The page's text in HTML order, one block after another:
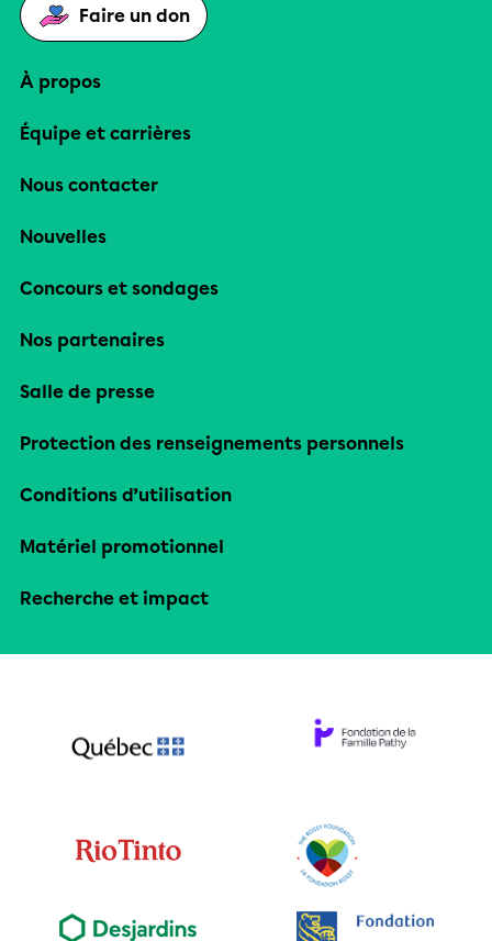
Faire un don
À propos
Équipe et carrières
Nous contacter
Nouvelles
Concours et sondages
Nos partenaires
Salle de presse
Protection des renseignements personnels
Conditions d’utilisation
Matériel promotionnel
Recherche et impact